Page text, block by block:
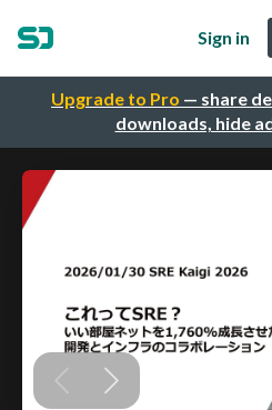
Upgrade to Pro — share
downloads, hide
Sign in